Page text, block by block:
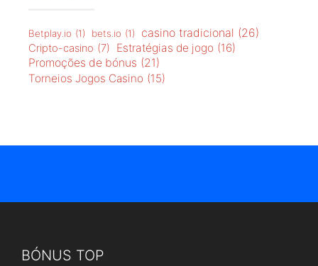
Betplay.io (1) bets.io (1) casino tradicional (26)
Cripto-casino (7) Estratégias de jogo (16)
Promoções de bónus (21)
Torneios Jogos Casino (15)
BÓNUS TOP